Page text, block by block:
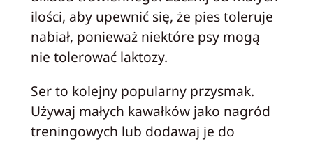
ilości, aby upewnić się, że pies toleruje
nabiał, ponieważ niektóre psy mogą
nie tolerować laktozy.
Ser to kolejny popularny przysmak.
Używaj małych kawałków jako nagród
treningowych lub dodawaj je do